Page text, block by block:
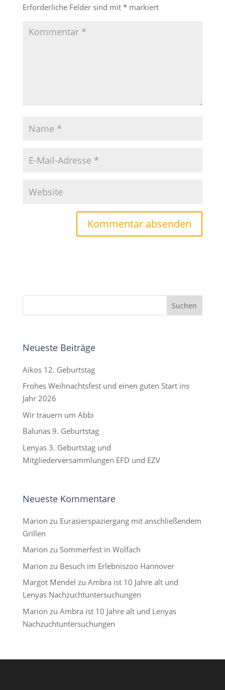
Erforderliche Felder sind mit *markiert
Neueste Beiträge
Aikos 12. Geburtstag
Frohes Weihnachtsfest und einen guten Start ins
Jahr 2026
Wir trauern um Abbi
Balunas 9. Geburtstag
Lenyas 3. Geburtstag und
Mitgliederversammlungen EFD und EZV
Neueste Kommentare
Marion zu Eurasierspaziergang mit anschließendem
Grillen
Marion zu Sommerfest in Wolfach
Marion zu Besuch im Erlebniszoo Hannover
Margot Mendel zu Ambra ist 10 Jahre alt und
Lenyas Nachzuchtuntersuchungen
Marion zu Ambra ist 10 Jahre alt und Lenyas
Nachzuchtuntersuchungen